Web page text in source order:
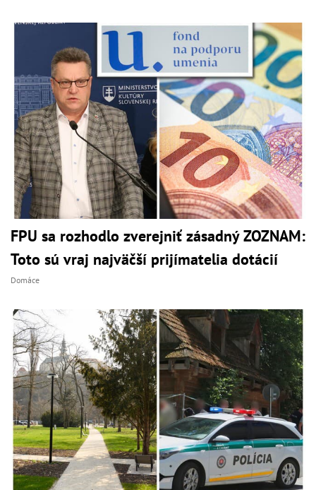
FPU sa rozhodlo zverejniť zásadný ZOZNAM:
Toto sú vraj najväčší prijímatelia dotácií
Domáce